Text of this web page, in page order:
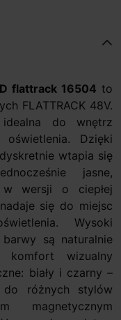
flattrack 16504 to
FLATTRACK 48V.
do wnętrz
Dzięki
wtapia się
jasne,
w wersji o ciepłej
się do miejsc
Wysoki
są naturalnie
komfort wizualny
biały i czarny –
do różnych stylów